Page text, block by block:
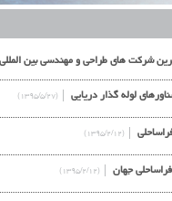
لوله گذار دریایی (۱۳۹۵/۵/۲۷)
(۱۳۹۵/۲/۱۲)
جهان (۱۳۹۵/۲/۱۲)